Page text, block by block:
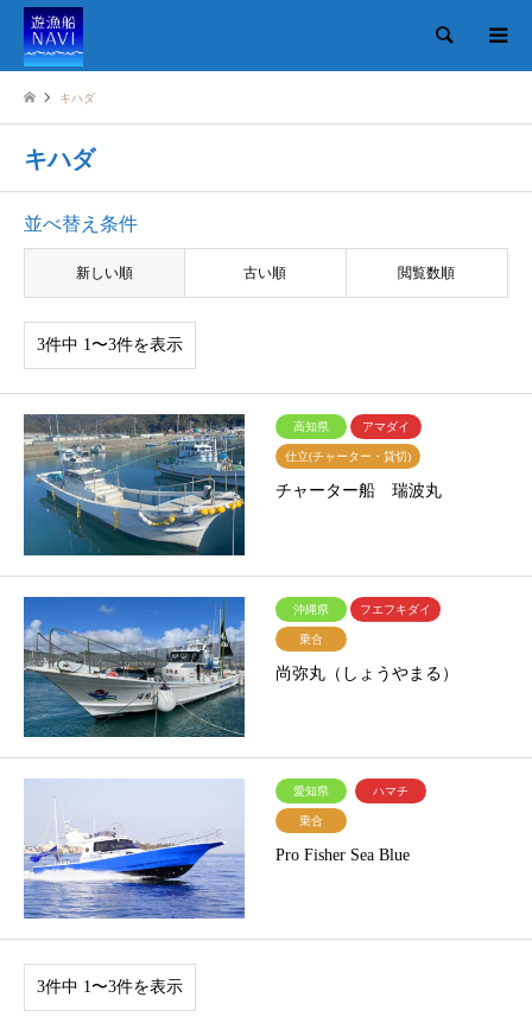
検索
キハダ
キハダ
並べ替え条件
新しい順 古い順 閲覧数順
3件中 1〜3件を表示
高知県 アマダイ
仕立(チャーター・貸切)
チャーター船 瑞波丸
沖縄県 フエフキダイ
乗合
尚弥丸（しょうやまる）
愛知県 ハマチ
乗合
Pro Fisher Sea Blue
3件中 1〜3件を表示